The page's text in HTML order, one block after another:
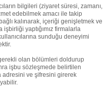
bilgileri (ziyaret süresi, zamanı,
edebilmek amacı ile takip
kalınarak, içeriği genişletmek ve
yaptığımız firmalarla
sunduğu deneyimi
olan bölümleri doldurup
işbu sözleşmede belirtilen
adresini ve şifresini girerek